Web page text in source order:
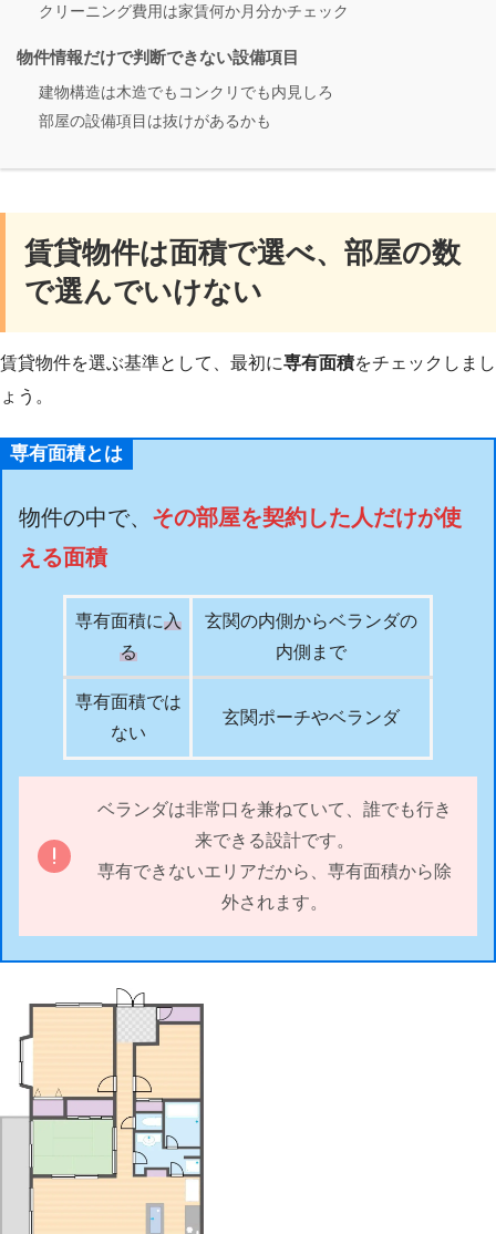
クリーニング費用は家賃何か月分かチェック
物件情報だけで判断できない設備項目
建物構造は木造でもコンクリでも内見しろ
部屋の設備項目は抜けがあるかも
賃貸物件は面積で選べ、部屋の数
で選んでいけない
賃貸物件を選ぶ基準として、最初に専有面積をチェックしまし
ょう。
専有面積とは
物件の中で、 その部屋を契約した人だけが使
える面積
専有面積に入
る
玄関の内側からベランダの
内側まで
専有面積では
ない
玄関ポーチやベランダ
ベランダは非常口を兼ねていて、誰でも行き
来できる設計です。
専有できないエリアだから、専有面積から除
外されます。